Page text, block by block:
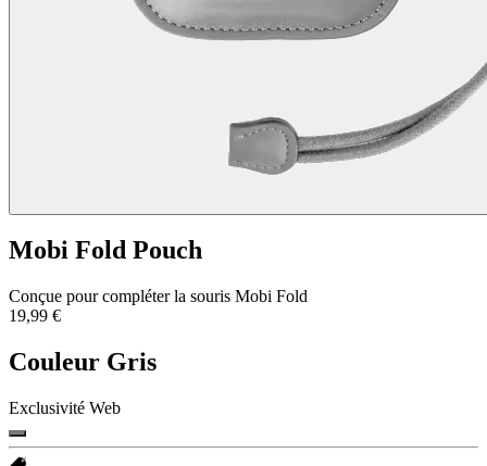
Mobi Fold Pouch
Conçue pour compléter la souris Mobi Fold
19,99 €
Couleur Gris
Exclusivité Web